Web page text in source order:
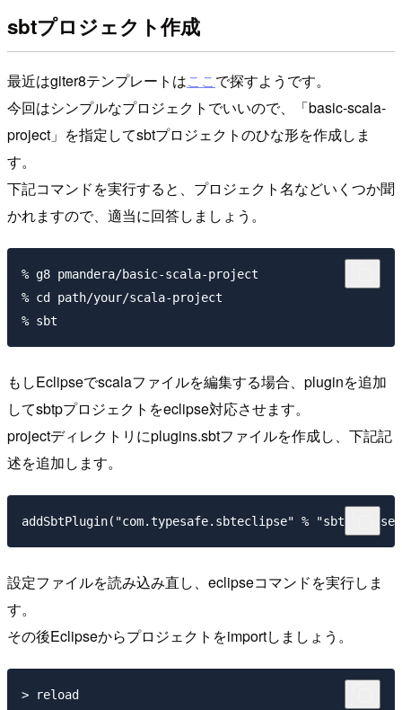
sbtプロジェクト作成
最近はgiter8テンプレートはここで探すようです。
今回はシンプルなプロジェクトでいいので、「basic-scala-
project」を指定してsbtプロジェクトのひな形を作成しま
す。
下記コマンドを実行すると、プロジェクト名などいくつか聞
かれますので、適当に回答しましょう。
% g8 pmandera/basic-scala-project
% cd path/your/scala-project
もしEclipseでscalaファイルを編集する場合、pluginを追加
してsbtpプロジェクトをeclipse対応させます。
projectディレクトリにplugins.sbtファイルを作成し、下記記
述を追加します。
設定ファイルを読み込み直し、eclipseコマンドを実行しま
す。
その後Eclipseからプロジェクトをimportしましょう。
> reload